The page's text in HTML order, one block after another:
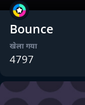
Bounce
खेला गया
4797